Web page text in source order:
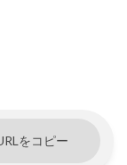
をコピー